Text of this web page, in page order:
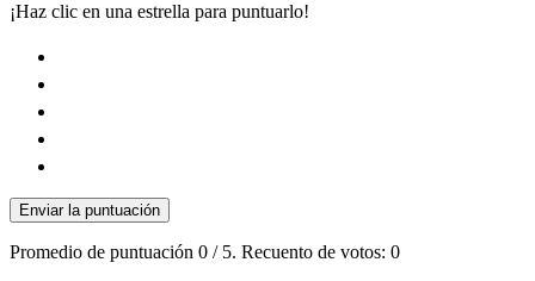
¡Haz clic en una estrella para puntuarlo!
Enviar la puntuación
Promedio de puntuación 0 / 5. Recuento de votos: 0